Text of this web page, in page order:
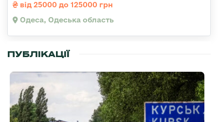
від 25000 до 125000 грн
Одеса, Одеська область
ПУБЛІКАЦІЇ